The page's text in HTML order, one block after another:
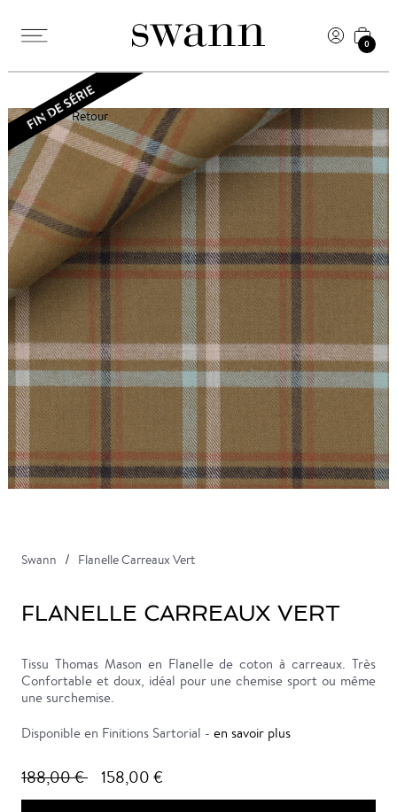
0
Retour
Swann Flanelle Carreaux Vert
FLANELLE CARREAUX VERT
Tissu Thomas Mason en Flanelle de coton à carreaux. Très
Confortable et doux, idéal pour une chemise sport ou même
une surchemise.
Disponible en Finitions Sartorial - en savoir plus
188,00 € 158,00 €